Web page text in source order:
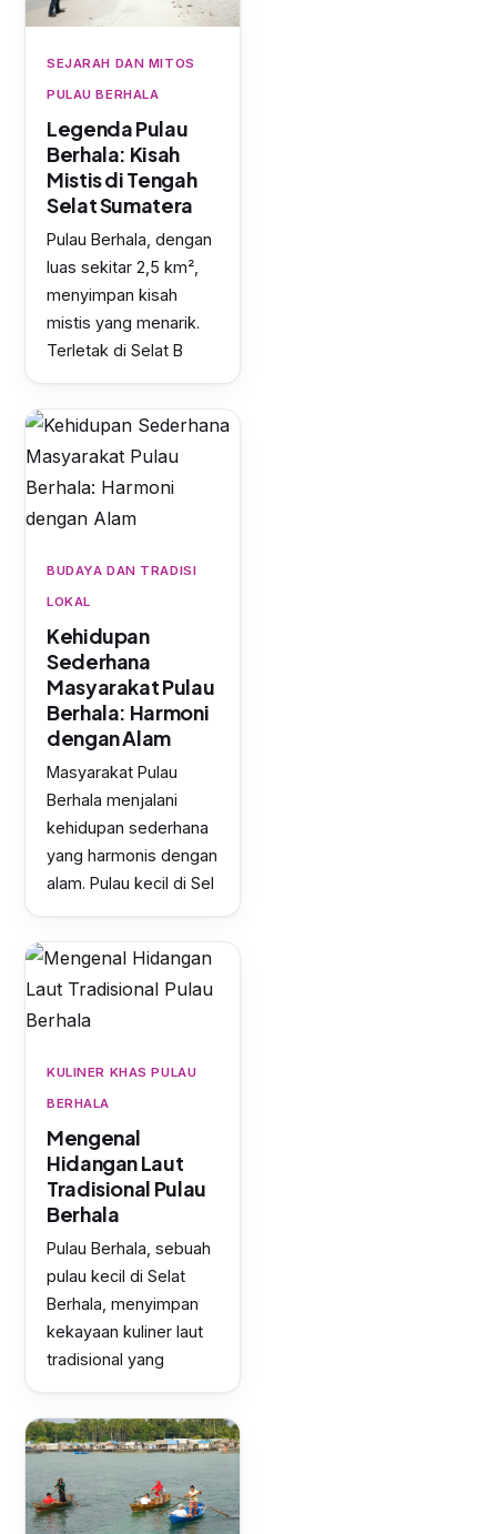
SEJARAH DAN MITOS
PULAU BERHALA
Legenda Pulau
Berhala: Kisah
Mistis di Tengah
Selat Sumatera
Pulau Berhala, dengan
luas sekitar 2,5 km²,
menyimpan kisah
mistis yang menarik.
Terletak di Selat B
BUDAYA DAN TRADISI
LOKAL
Kehidupan
Sederhana
Masyarakat Pulau
Berhala: Harmoni
dengan Alam
Masyarakat Pulau
Berhala menjalani
kehidupan sederhana
yang harmonis dengan
alam. Pulau kecil di Sel
KULINER KHAS PULAU
BERHALA
Mengenal
Hidangan Laut
Tradisional Pulau
Berhala
Pulau Berhala, sebuah
pulau kecil di Selat
Berhala, menyimpan
kekayaan kuliner laut
tradisional yang